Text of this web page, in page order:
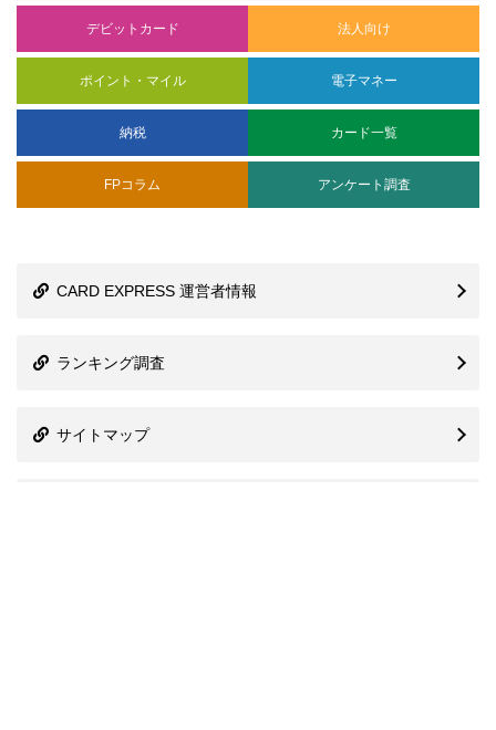
デビットカード 法人向け
ポイント・マイル 電子マネー
納税 カード一覧
FPコラム アンケート調査
CARD EXPRESS 運営者情報
ランキング調査
サイトマップ